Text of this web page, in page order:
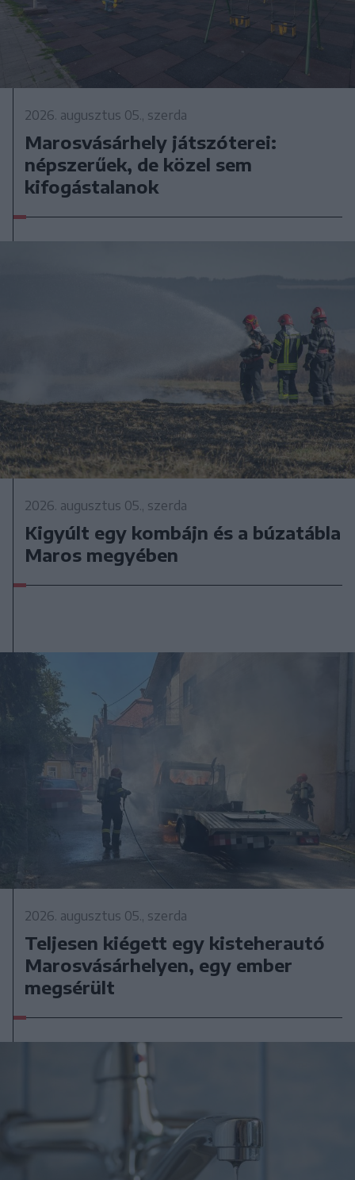
2026. augusztus 05., szerda
Marosvásárhely játszóterei:
népszerűek, de közel sem
kifogástalanok
2026. augusztus 05., szerda
Kigyúlt egy kombájn és a búzatábla
Maros megyében
2026. augusztus 05., szerda
Teljesen kiégett egy kisteherautó
Marosvásárhelyen, egy ember
megsérült